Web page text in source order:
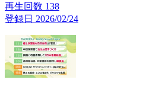
再生回数 138
登録日 2026/02/24